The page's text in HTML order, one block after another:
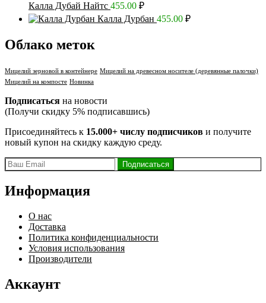
Калла Дубай Найтс 455.00 ₽
Калла Дурбан 455.00 ₽
Облако меток
Мицелий зерновой в контейнере Мицелий на древесном носителе (деревянные палочки)
Мицелий на компосте Новинка
Подписаться на новости
(Получи скидку 5% подписавшись)
Присоединяйтесь к 15.000+ числу подписчиков и получите
новый купон на скидку каждую среду.
Информация
О нас
Доставка
Политика конфиденциальности
Условия использования
Производители
Аккаунт